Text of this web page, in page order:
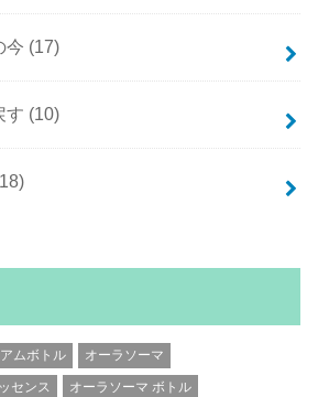
今 (17)
す (10)
ムボトル オーラソーマ
センス オーラソーマ ボトル